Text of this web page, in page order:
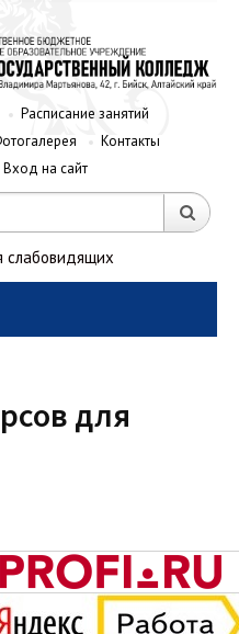
Расписание занятий
Контакты
Вход на сайт
слабовидящих
для